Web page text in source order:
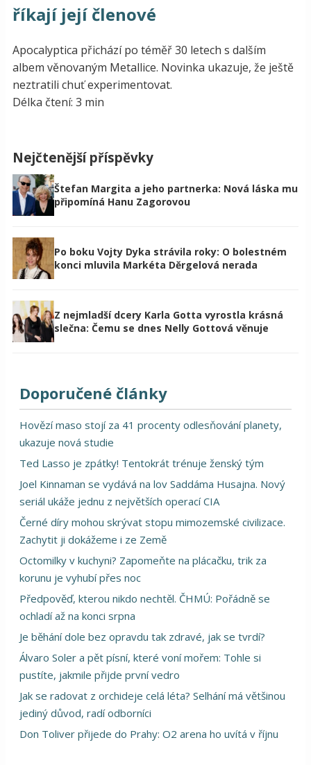
říkají její členové
Apocalyptica přichází po téměř 30 letech s dalším
albem věnovaným Metallice. Novinka ukazuje, že ještě
neztratili chuť experimentovat.
Délka čtení: 3 min
Nejčtenější příspěvky
Štefan Margita a jeho partnerka: Nová láska mu
připomíná Hanu Zagorovou
Po boku Vojty Dyka strávila roky: O bolestném
konci mluvila Markéta Děrgelová nerada
Z nejmladší dcery Karla Gotta vyrostla krásná
slečna: Čemu se dnes Nelly Gottová věnuje
Doporučené články
Hovězí maso stojí za 41 procenty odlesňování planety,
ukazuje nová studie
Ted Lasso je zpátky! Tentokrát trénuje ženský tým
Joel Kinnaman se vydává na lov Saddáma Husajna. Nový
seriál ukáže jednu z největších operací CIA
Černé díry mohou skrývat stopu mimozemské civilizace.
Zachytit ji dokážeme i ze Země
Octomilky v kuchyni? Zapomeňte na plácačku, trik za
korunu je vyhubí přes noc
Předpověď, kterou nikdo nechtěl. ČHMÚ: Pořádně se
ochladí až na konci srpna
Je běhání dole bez opravdu tak zdravé, jak se tvrdí?
Álvaro Soler a pět písní, které voní mořem: Tohle si
pustíte, jakmile přijde první vedro
Jak se radovat z orchideje celá léta? Selhání má většinou
jediný důvod, radí odborníci
Don Toliver přijede do Prahy: O2 arena ho uvítá v říjnu